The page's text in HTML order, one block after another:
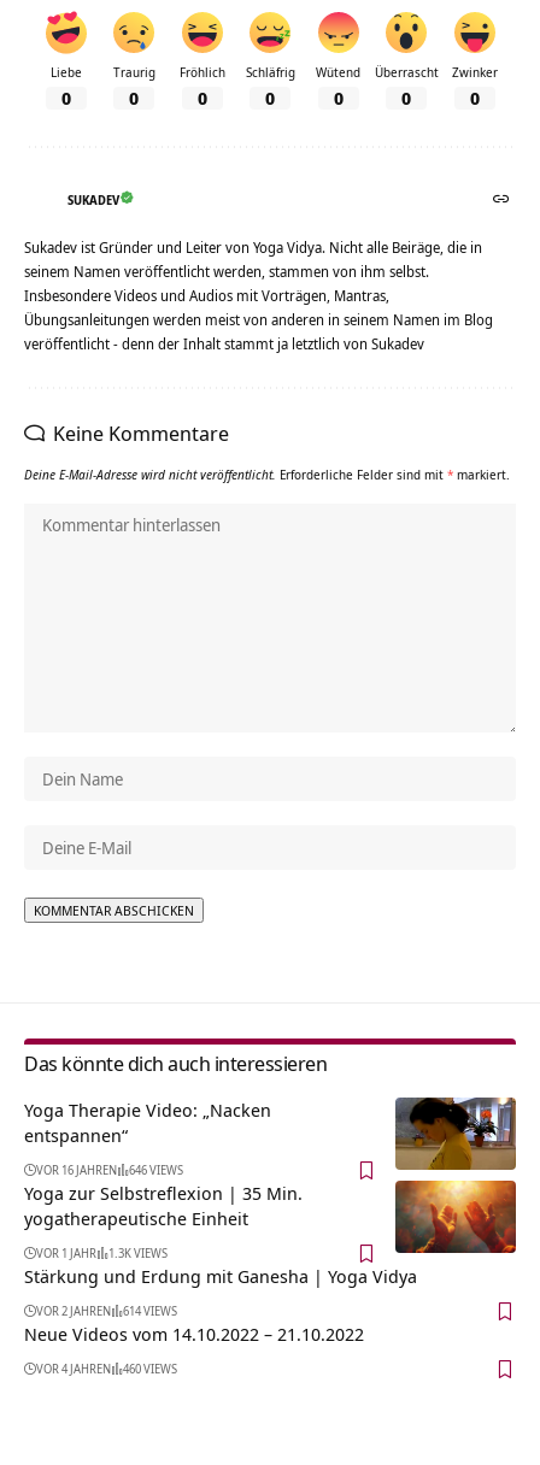
Liebe
0
Traurig
0
Fröhlich
0
Schläfrig
0
Wütend
0
Überrascht
0
Zwinker
0
SUKADEV
Sukadev ist Gründer und Leiter von Yoga Vidya. Nicht alle Beiräge, die in
seinem Namen veröffentlicht werden, stammen von ihm selbst.
Insbesondere Videos und Audios mit Vorträgen, Mantras,
Übungsanleitungen werden meist von anderen in seinem Namen im Blog
veröffentlicht - denn der Inhalt stammt ja letztlich von Sukadev
Keine Kommentare
Deine E-Mail-Adresse wird nicht veröffentlicht. Erforderliche Felder sind mit * markiert.
Das könnte dich auch interessieren
Yoga Therapie Video: „Nacken
entspannen“
VOR 16 JAHREN 646 VIEWS
Yoga zur Selbstreflexion | 35 Min.
yogatherapeutische Einheit
VOR 1 JAHR 1.3K VIEWS
Stärkung und Erdung mit Ganesha | Yoga Vidya
VOR 2 JAHREN 614 VIEWS
Neue Videos vom 14.10.2022 – 21.10.2022
VOR 4 JAHREN 460 VIEWS